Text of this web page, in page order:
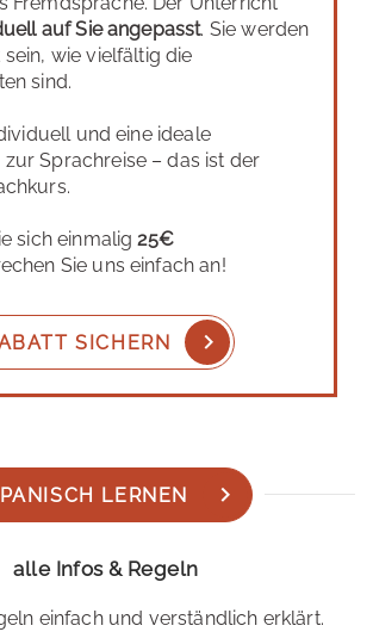
auf Sie angepasst. Sie werden
wie vielfältig die
sind.
und eine ideale
Sprachreise – das ist der
sich einmalig25€
Sie uns einfach an!
SICHERN
LERNEN
alle Infos & Regeln
einfach und verständlich erklärt.